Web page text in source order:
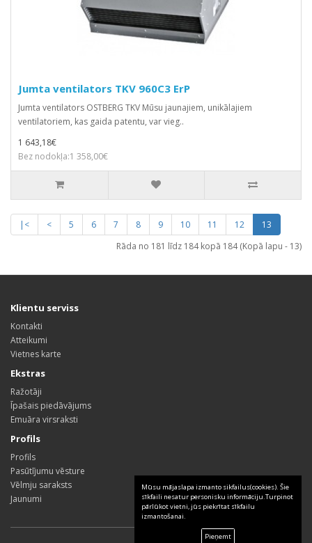
Jumta ventilators TKV 960C3 ErP
Jumta ventilators OSTBERG TKV Mūsu jaunajiem, unikālajiem
ventilatoriem, kas gaida patentu, var vieg..
1 643,18€
Bez nodokļa:1 358,00€
|< < 5 6 7 8 9 10 11 12
13
Rāda no 181 līdz 184 kopā 184 (Kopā lapu - 13)
Klientu serviss
Kontakti
Atteikumi
Vietnes karte
Ekstras
Ražotāji
Īpašais piedāvājums
Emuāra virsraksti
Profils
Profils
Pasūtījumu vēsture
Vēlmju saraksts
Jaunumi
Mūsu mājaslapa izmanto sikfailus(cookies). Šie
sīkfaili nesatur personisku informāciju.Turpinot
pārlūkot vietni, jūs piekrītat sīkfailu
izmantošanai.
Pieņemt